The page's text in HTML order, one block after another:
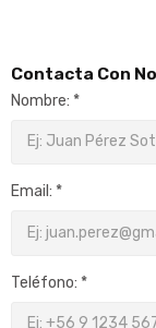
Contacta Con
Nombre: *
Email: *
Teléfono: *